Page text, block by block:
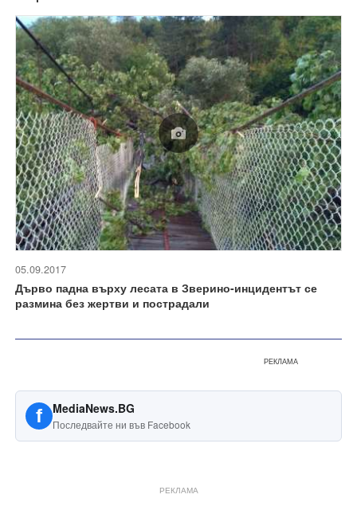
05.09.2017
Дърво падна върху лесата в Зверино-инцидентът се
размина без жертви и пострадали
РЕКЛАМА
f MediaNews.BG
Последвайте ни във Facebook
РЕКЛАМА